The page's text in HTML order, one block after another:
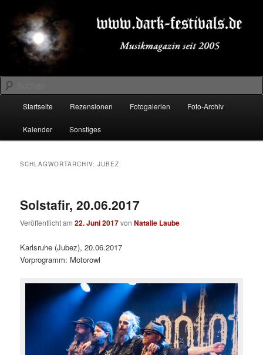
primären
Inhalt
springen
sekundären
Inhalt
springenDARK-FESTIVALS.DE
Suchen
Startseite Rezensionen Fotogalerien Foto-Archiv
Kalender Sonstiges
SCHLAGWORTARCHIV:JUBEZ
Solstafir, 20.06.2017
Veröffentlicht am22. Juni 2017vonNatalie Laube
Karlsruhe (Jubez), 20.06.2017
Vorprogramm: Motorowl